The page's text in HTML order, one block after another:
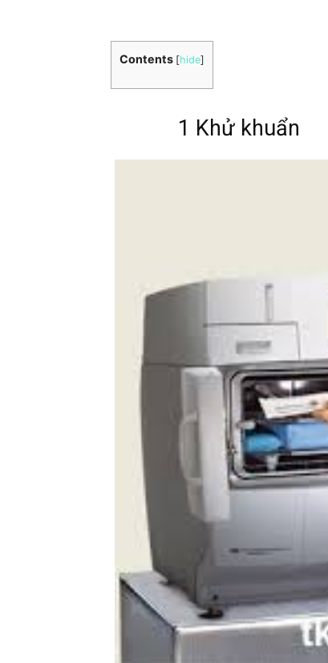
Contents [hide]
1 Khử khuẩn